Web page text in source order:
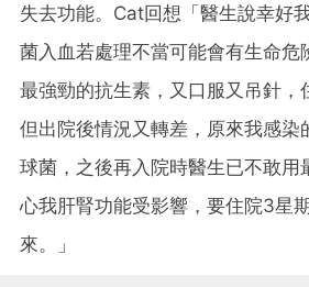
失去功能。Cat回想「醫生說幸好
菌入血若處理不當可能會有生命危
最強勁的抗生素，又口服又吊針，
但出院後情況又轉差，原來我感染
球菌，之後再入院時醫生已不敢用
心我肝腎功能受影響，要住院3星
來。」